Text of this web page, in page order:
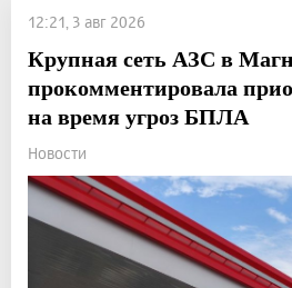
12:21, 3 авг 2026
Крупная сеть АЗС в
прокомментировала
на время угроз БПЛА
Новости